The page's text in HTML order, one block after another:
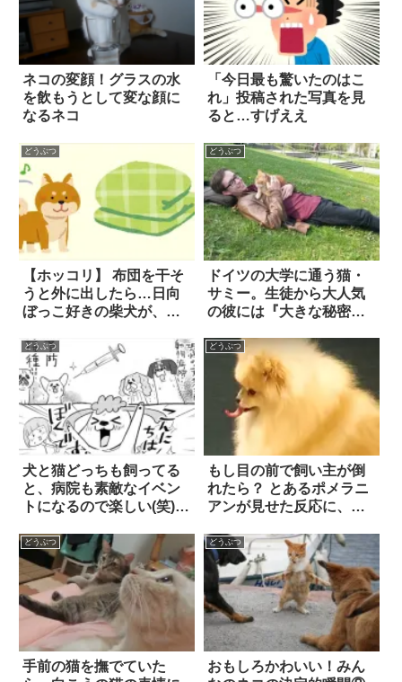
ネコの変顔！グラスの水
を飲もうとして変な顔に
なるネコ
「今日最も驚いたのはこ
れ」投稿された写真を見
ると…すげええ
どうぶつ
【ホッコリ】 布団を干そ
うと外に出したら…日向
ぼっこ好きの柴犬が、
に出てしまった！！
どうぶつ
ドイツの大学に通う猫・
サミー。生徒から大人気
の彼には『大きな秘密』
どうぶつ
犬と猫どっちも飼ってる
と、病院も素敵なイベン
トになるので楽しい(笑) 2
どうぶつ
もし目の前で飼い主が倒
れたら？ とあるポメラニ
アンが見せた反応に、思
どうぶつ
手前の猫を撫でていた
どうぶつ
おもしろかわいい！みん